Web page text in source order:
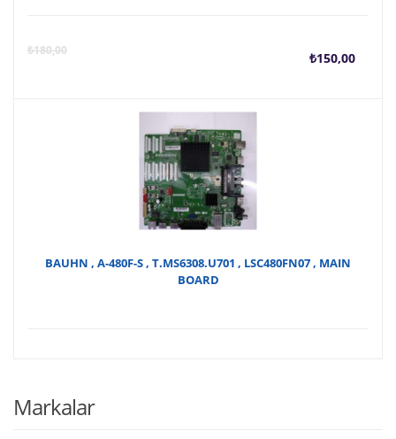
₺180,00 ₺150,00
Şu
BAUHN , A-480F-S , T.MS6308.U701 , LSC480FN07 , MAIN
BOARD
Markalar